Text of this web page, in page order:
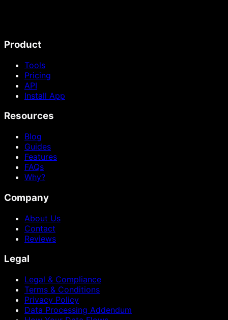
Product
Tools
Pricing
API
Install App
Resources
Blog
Guides
Features
FAQs
Why?
Company
About Us
Contact
Reviews
Legal
Legal & Compliance
Terms & Conditions
Privacy Policy
Data Processing Addendum